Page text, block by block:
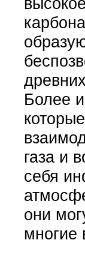
Более
газа и
себя
они
многие